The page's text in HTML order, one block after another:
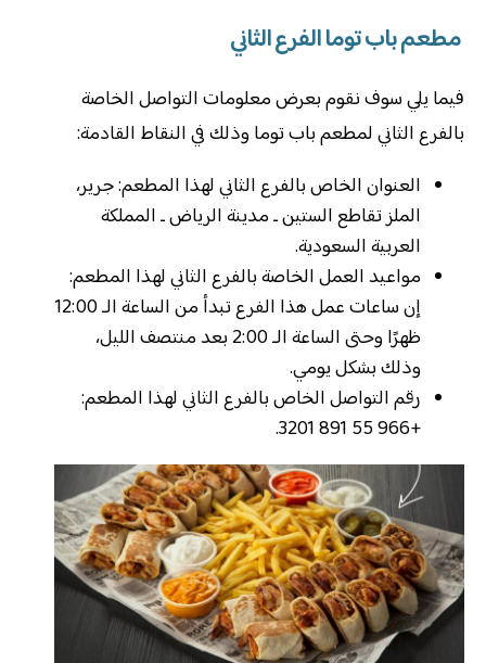
مطعم باب توما الفرع الثاني
فيما يلي سوف نقوم بعرض معلومات التواصل الخاصة
بالفرع الثاني لمطعم باب توما وذلك في النقاط القادمة:
العنوان الخاص بالفرع الثاني لهذا المطعم: جرير،
الملز تقاطع الستين ـ مدينة الرياض ـ المملكة
العربية السعودية.
مواعيد العمل الخاصة بالفرع الثاني لهذا المطعم:
إن ساعات عمل هذا الفرع تبدأ من الساعة الـ 12:00
ظهرًا وحتى الساعة الـ 2:00 بعد منتصف الليل،
وذلك بشكل يومي.
رقم التواصل الخاص بالفرع الثاني لهذا المطعم:
+966 55 891 3201.